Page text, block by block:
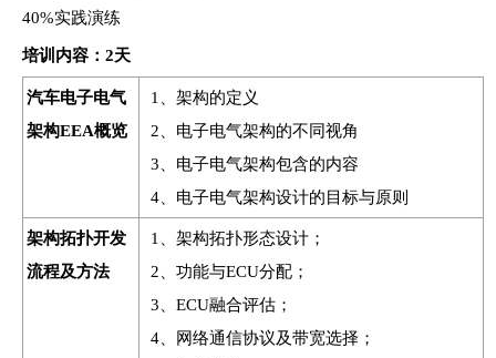
40%实践演练
培训 内容：2天
汽车电子电气
架构EEA概览
1、架构的定义
2、电子电气架构的不同视角
3、电子电气架构包含的内容
4、电子电气架构设计的目标与原则
架构拓扑开发
流程及方法
1、架构拓扑形态设计；
2、功能与ECU分配；
3、ECU融合评估；
4、网络通信协议及带宽选择；